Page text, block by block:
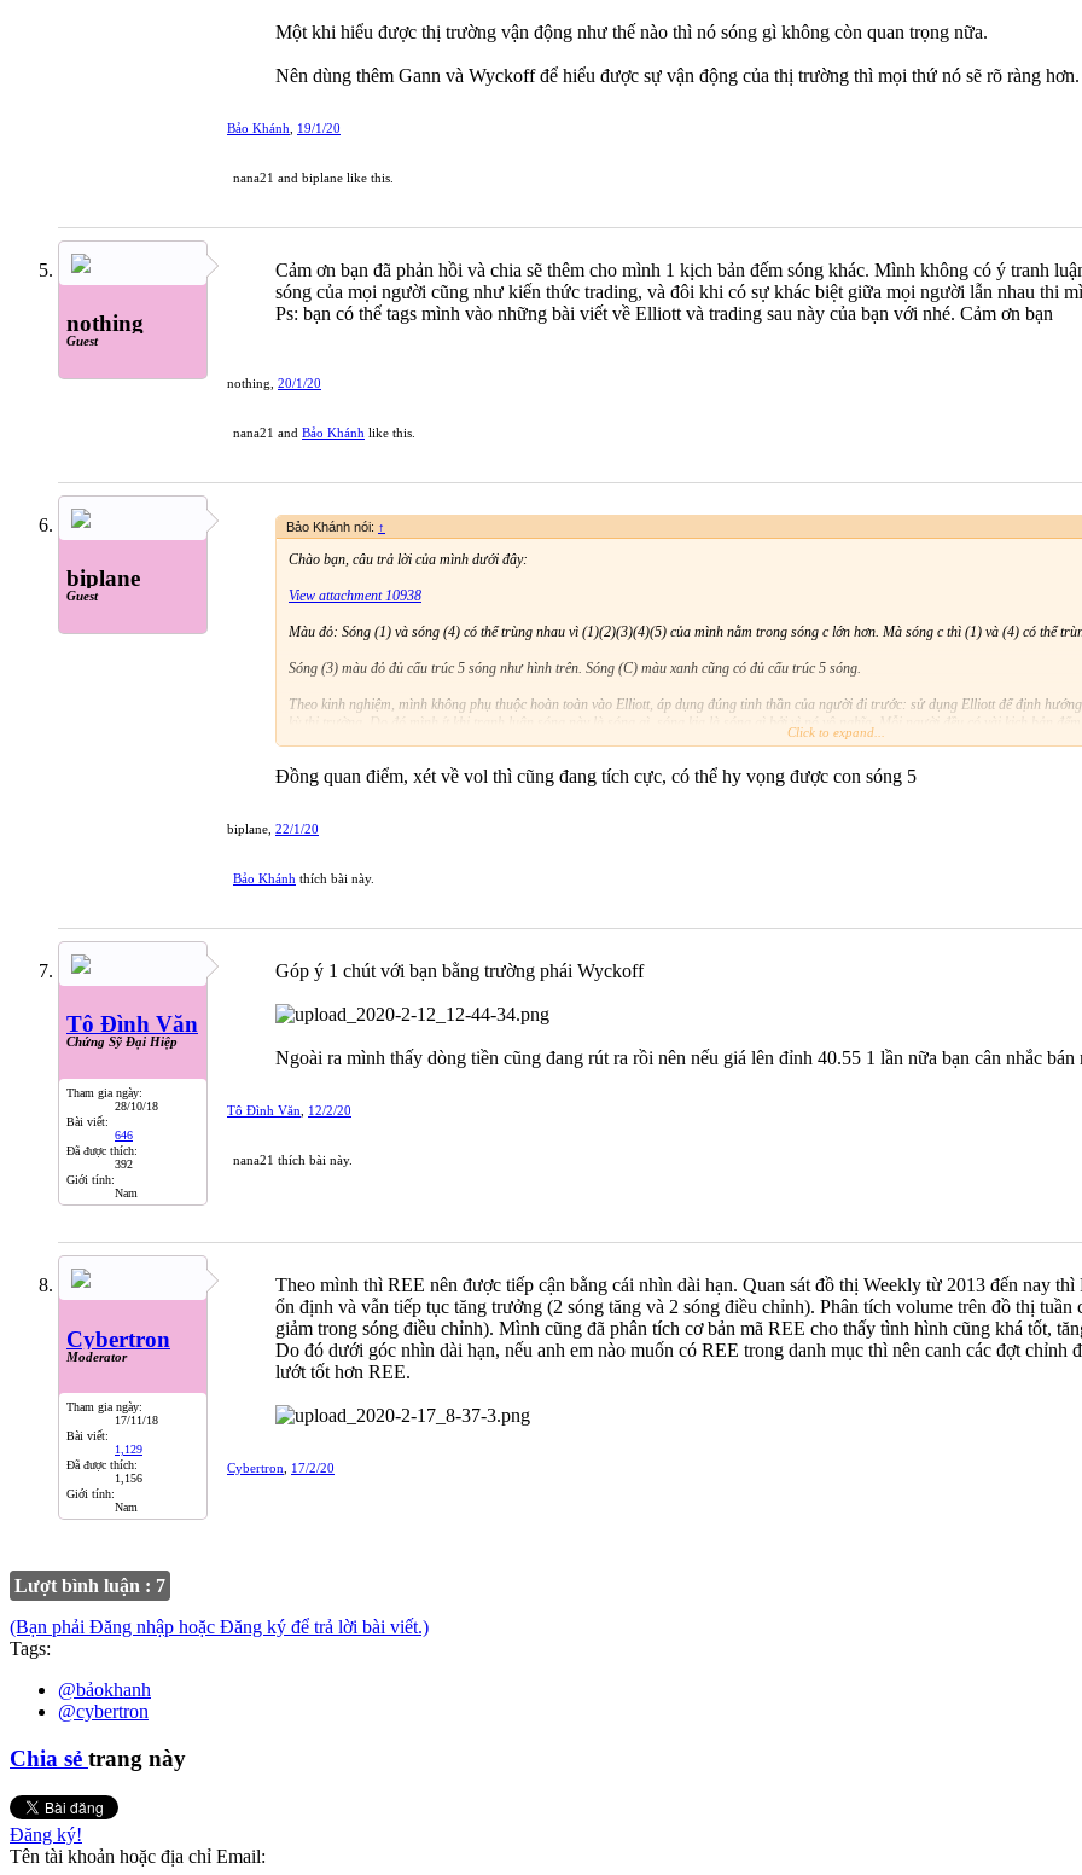
Một khi hiểu được thị trường vận động như thế nào thì nó sóng gì không còn quan trọng nữa.
Nên dùng thêm Gann và Wyckoff để hiểu được sự vận động của thị trường thì mọi thứ nó sẽ rõ ràng hơn.
Bảo Khánh 19/1/20
nana21 and biplane like this.
nothing
Guest
Cảm ơn bạn đã phản hồi và chia sẽ thêm cho mình 1 kịch bản đếm sóng khác. Mình không có ý tranh
sóng của mọi người cũng như kiến thức trading, và đôi khi có sự khác biệt giữa mọi người lẫn nhau thi
Ps: bạn có thể tags mình vào những bài viết về Elliott và trading sau này của bạn với nhé. Cảm ơn bạn
nothing 20/1/20
nana21 and Bảo Khánh like this.
biplane
Guest
Bảo Khánh nói: ↑
Chào bạn, câu trả lời của mình dưới đây:
View attachment 10938
Màu đỏ: Sóng (1) và sóng (4) có thể trùng nhau vì (1)(2)(3)(4)(5) của mình nằm trong sóng c lớn hơn. Mà sóng c thì (1) và (4) có thể
Sóng (3) màu đỏ đủ cấu trúc 5 sóng như hình trên. Sóng (C) màu xanh cũng có đủ cấu trúc 5 sóng.
Theo kinh nghiệm, mình không phụ thuộc hoàn toàn vào Elliott, áp dụng đúng tinh thần của người đi trước: sử dụng Elliott để định
kỳ thị trường. Do đó mình ít khi tranh luận sóng này là sóng gì, sóng kia là sóng gì bởi vì nó vô nghĩa. Mỗi người đều có vài kịch bản
khác nhau. Bác nhận định nó là sóng tam giác cũng được, miễn là bác mua REE ở đâu là hợp lý.
Một khi hiểu được thị trường vận động như thế nào thì nó sóng gì không còn quan trọng nữa.
Click to expand...
Đồng quan điểm, xét về vol thì cũng đang tích cực, có thể hy vọng được con sóng 5
biplane 22/1/20
Bảo Khánh thích bài này.
Tô Đình Văn
Chứng Sỹ Đại Hiệp
Tham gia ngày:
28/10/18
Bài viết:
646
Đã được thích:
392
Giới tính:
Nam
Góp ý 1 chút với bạn bằng trường phái Wyckoff
Ngoài ra mình thấy dòng tiền cũng đang rút ra rồi nên nếu giá lên đỉnh 40.55 1 lần nữa bạn cân nhắc bán
Tô Đình Văn 12/2/20
nana21 thích bài này.
Cybertron
Moderator
Tham gia ngày:
17/11/18
Bài viết:
1,129
Đã được thích:
1,156
Giới tính:
Nam
Theo mình thì REE nên được tiếp cận bằng cái nhìn dài hạn. Quan sát đồ thị Weekly từ 2013 đến nay
ổn định và vẫn tiếp tục tăng trưởng (2 sóng tăng và 2 sóng điều chỉnh). Phân tích volume trên đồ thị
giảm trong sóng điều chỉnh). Mình cũng đã phân tích cơ bản mã REE cho thấy tình hình cũng khá tốt,
Do đó dưới góc nhìn dài hạn, nếu anh em nào muốn có REE trong danh mục thì nên canh các đợt chỉnh
lướt tốt hơn REE.
Cybertron 17/2/20
Lượt bình luận : 7
(Bạn phải Đăng nhập hoặc Đăng ký để trả lời bài viết.)
Tags:
@bảokhanh
@cybertron
Chia sẻ trang này
Đăng ký!
Tên tài khoản hoặc địa chỉ Email: